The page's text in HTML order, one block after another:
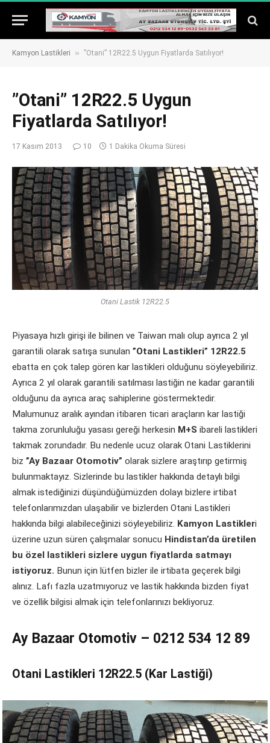
Kamyon Lastikleri » ”Otani” 12R22.5 Uygun Fiyatlarda Satılıyor!
”Otani” 12R22.5 Uygun
Fiyatlarda Satılıyor!
17 Kasım 2013 10 1 Dakika Okuma Süresi
Otani Lastik 12R22.5
Piyasaya hızlı girişi ile bilinen ve Taiwan malı olup ayrıca 2 yıl
garantili olarak satışa sunulan ”Otani Lastikleri” 12R22.5
ebatta en çok talep gören kar lastikleri olduğunu söyleyebiliriz.
Ayrıca 2 yıl olarak garantili satılması lastiğin ne kadar garantili
olduğunu da ayrıca araç sahiplerine göstermektedir.
Malumunuz aralık ayından itibaren ticari araçların kar lastiği
takma zorunluluğu yasası gereği herkesin M+S ibareli lastikleri
takmak zorundadır. Bu nedenle ucuz olarak Otani Lastiklerini
biz ”Ay Bazaar Otomotiv” olarak sizlere araştırıp getirmiş
bulunmaktayız. Sizlerinde bu lastikler hakkında detaylı bilgi
almak istediğinizi düşündüğümüzden dolayı bizlere irtibat
telefonlarımızdan ulaşabilir ve bizlerden Otani Lastikleri
hakkında bilgi alabileceğinizi söyleyebiliriz. Kamyon Lastikleri
üzerine uzun süren çalışmalar sonucu Hindistan’da üretilen
bu özel lastikleri sizlere uygun fiyatlarda satmayı
istiyoruz. Bunun için lütfen bizler ile irtibata geçerek bilgi
alınız. Lafı fazla uzatmıyoruz ve lastik hakkında bizden fiyat
ve özellik bilgisi almak için telefonlarınızı bekliyoruz.
Ay Bazaar Otomotiv – 0212 534 12 89
Otani Lastikleri 12R22.5 (Kar Lastiği)